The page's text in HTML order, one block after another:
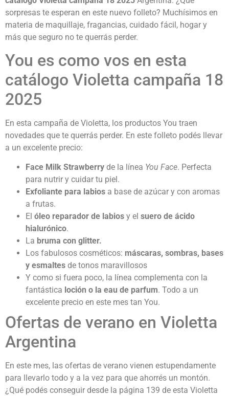
sorpresas te esperan en este nuevo folleto? Muchísimos en
materia de maquillaje, fragancias, cuidado fácil, hogar y
más que seguro no te querrás perder.
You es como vos en esta
catálogo Violetta campaña 18
2025
En esta campaña de Violetta, los productos You traen
novedades que te querrás perder. En este folleto podés llevar
a un excelente precio:
Face Milk Strawberry de la línea You Face. Perfecta
para nutrir y cuidar tu piel.
Exfoliante para labios a base de azúcar y con aromas
a frutas.
El óleo reparador de labios y el suero de ácido
hialurónico.
La bruma con glitter.
Los fabulosos cosméticos: máscaras, sombras, bases
y esmaltes de tonos maravillosos
Y como si fuera poco, la línea complementa con la
fantástica loción o la eau de parfum. Todo a un
excelente precio en este mes tan You.
Ofertas de verano en Violetta
Argentina
En este mes, las ofertas de verano vienen estupendamente
para llevarlo todo y a la vez para que ahorrés un montón.
¿Qué podés conseguir desde la página 139 de esta Violetta